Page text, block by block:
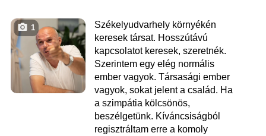
1
Székelyudvarhely környékén
keresek társat. Hosszútávú
kapcsolatot keresek, szeretnék.
Szerintem egy elég normális
ember vagyok. Társasági ember
vagyok, sokat jelent a család. Ha
a szimpátia kölcsönös,
beszélgetünk. Kíváncsiságból
regisztráltam erre a komoly